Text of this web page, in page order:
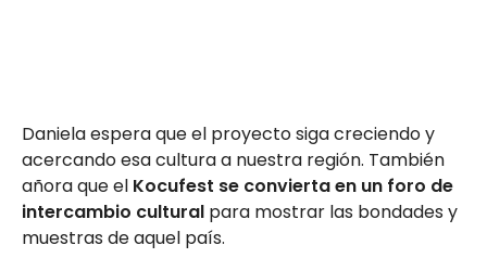
Daniela espera que el proyecto siga creciendo y
acercando esa cultura a nuestra región. También
añora que el Kocufest se convierta en un foro de
intercambio cultural para mostrar las bondades y
muestras de aquel país.